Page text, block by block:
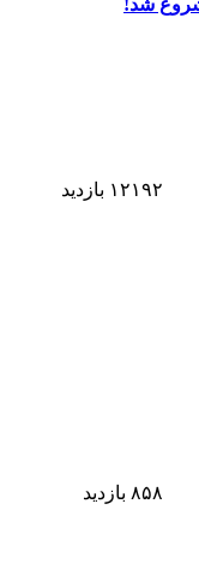
۱۲۱۹۲ بازدید
۸۵۸ بازدید